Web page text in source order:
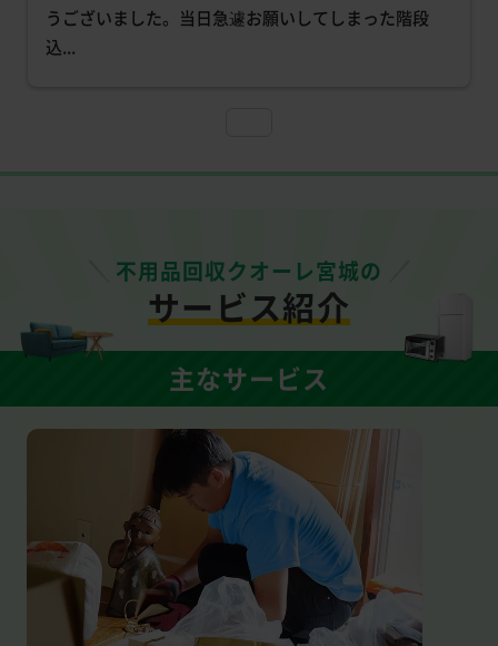
うございました。当日急遽お願いしてしまった階段
込...
不用品回収クオーレ宮城の
サービス紹介
主なサービス